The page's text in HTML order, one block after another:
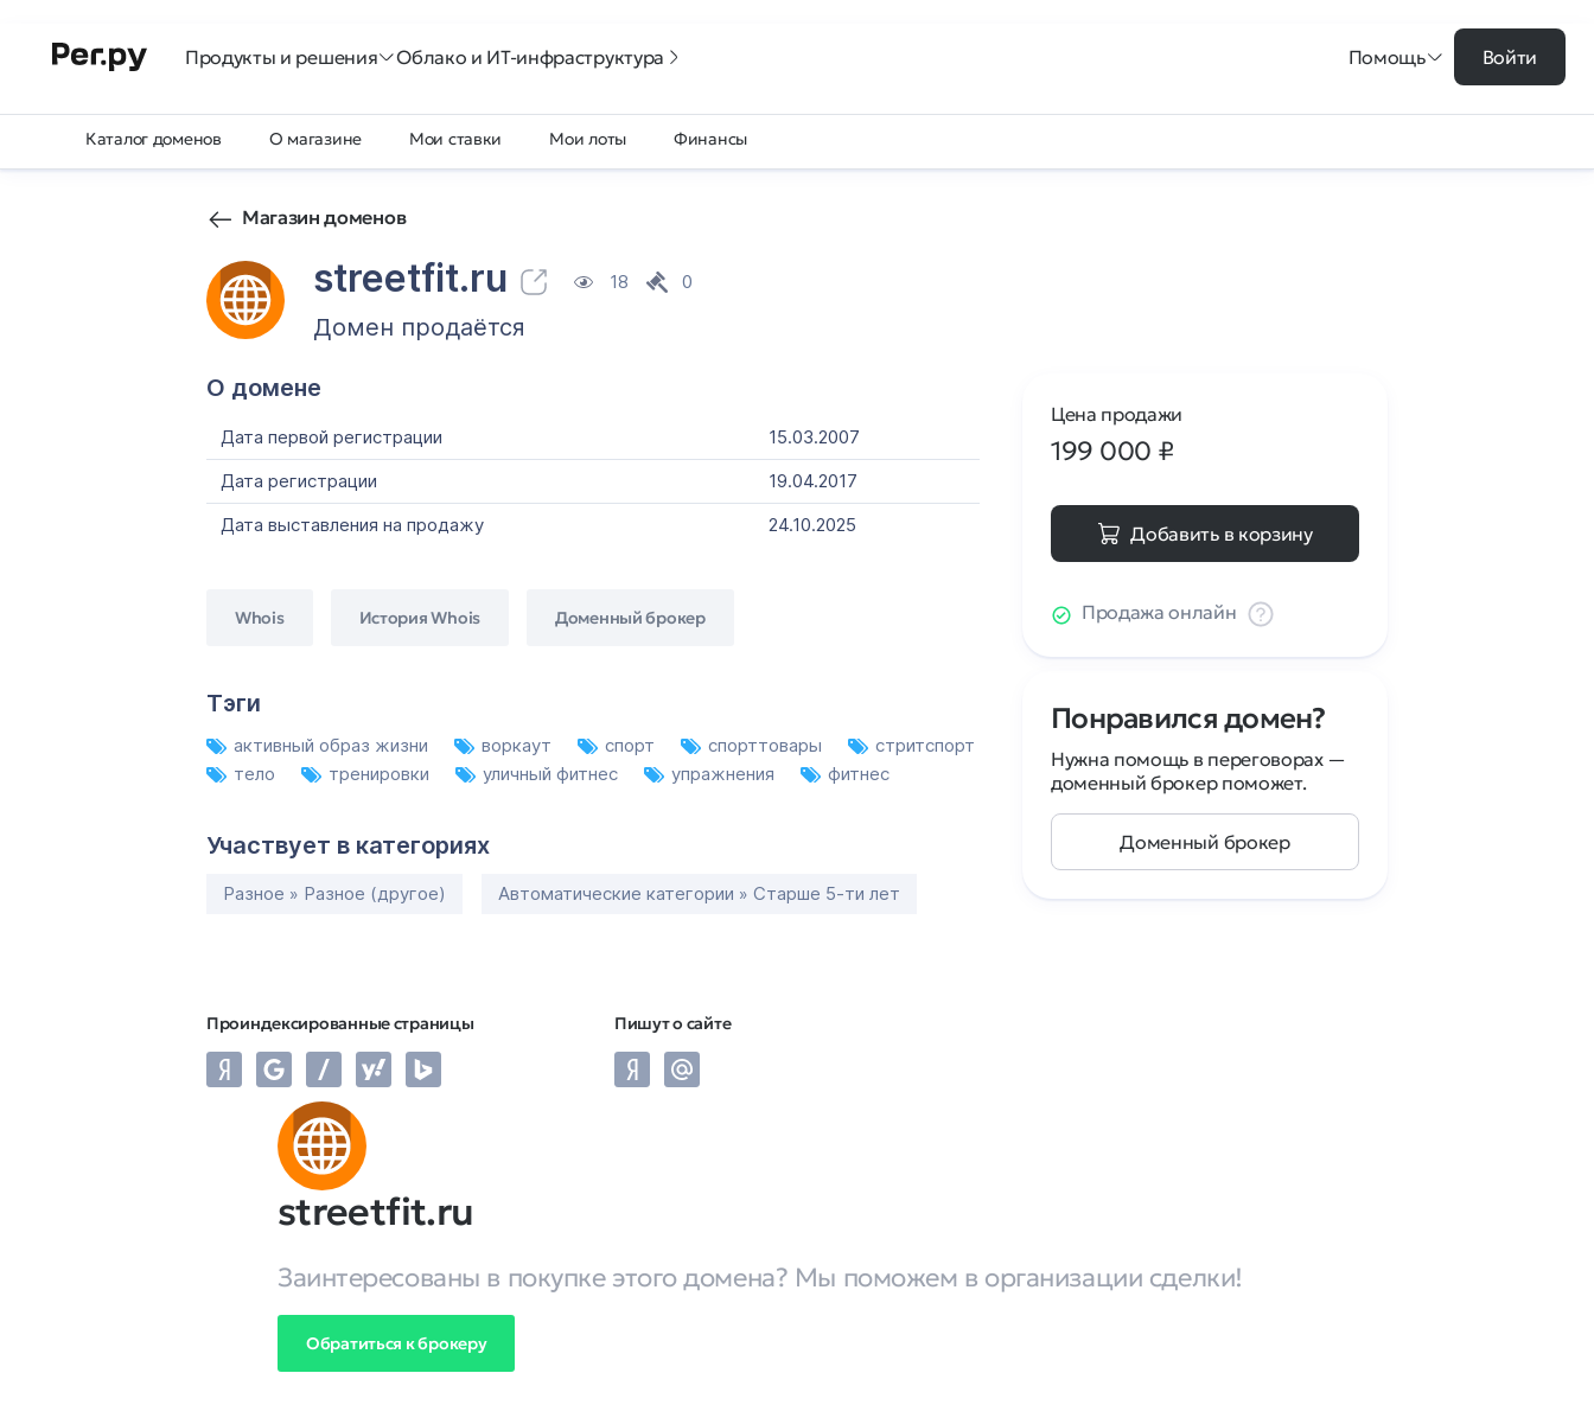
Продукты и решения Облако и ИТ-инфраструктура Помощь Войти
Каталог доменов О магазине Мои ставки Мои лоты Финансы
Магазин доменов
streetfit.ru 18 0
Домен продаётся
О домене
Дата первой регистрации
15.03.2007
Дата регистрации
19.04.2017
Дата выставления на продажу
24.10.2025
Whois История Whois Доменный брокер
Тэги
активный образ жизни воркаут спорт спорттовары
стритспорт
тело
тренировки уличный фитнес упражнения фитнес
Участвует в категориях
Разное » Разное (другое) Автоматические категории » Старше 5-ти лет
Проиндексированные страницы Пишут о сайте
Цена продажи
199 000 ₽
Добавить в корзину
Продажа онлайн
Понравился домен?
Нужна помощь в переговорах —
доменный брокер поможет.
Доменный брокер
streetfit.ru
Заинтересованы в покупке этого домена? Мы поможем в организации сделки!
Обратиться к брокеру